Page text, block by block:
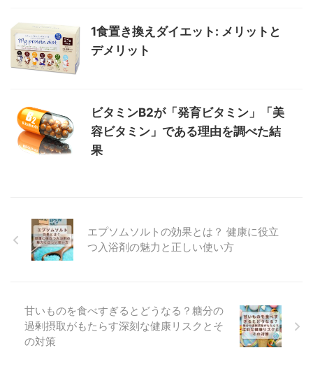
1食置き換えダイエット: メリットと
デメリット
ビタミンB2が「発育ビタミン」「美
容ビタミン」である理由を調べた結
果
エプソムソルトの効果とは？ 健康に役立
つ入浴剤の魅力と正しい使い方
甘いものを食べすぎるとどうなる？糖分の
過剰摂取がもたらす深刻な健康リスクとそ
の対策